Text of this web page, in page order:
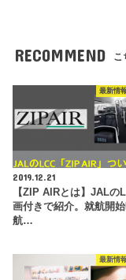
RECOMMEND こ
最新情
2019.12.21
【ZIP AIRとは】JALの
画付きで紹介。就航開
航…
最新情